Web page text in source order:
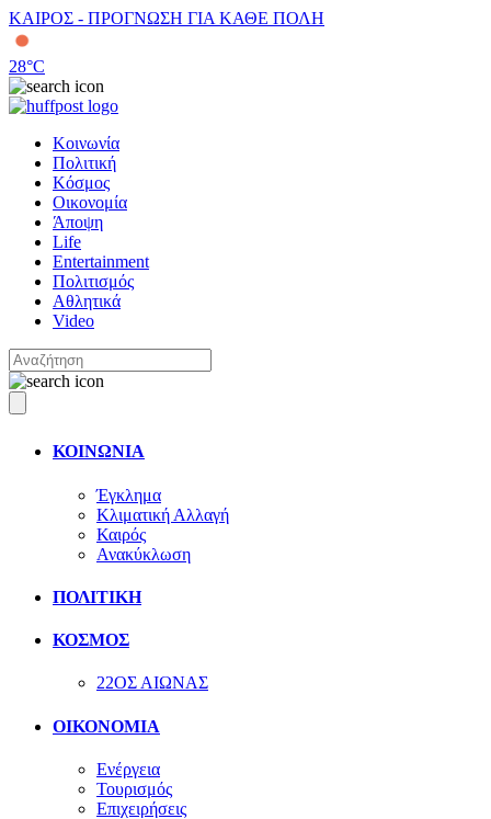
ΚΑΙΡΟΣ - ΠΡΟΓΝΩΣΗ ΓΙΑ ΚΑΘΕ ΠΟΛΗ
28°C
Κοινωνία
Πολιτική
Κόσμος
Οικονομία
Άποψη
Life
Entertainment
Πολιτισμός
Αθλητικά
Video
ΚΟΙΝΩΝΙΑ
Έγκλημα
Κλιματική Αλλαγή
Καιρός
Ανακύκλωση
ΠΟΛΙΤΙΚΗ
ΚΟΣΜΟΣ
22ΟΣ ΑΙΩΝΑΣ
ΟΙΚΟΝΟΜΙΑ
Ενέργεια
Τουρισμός
Επιχειρήσεις